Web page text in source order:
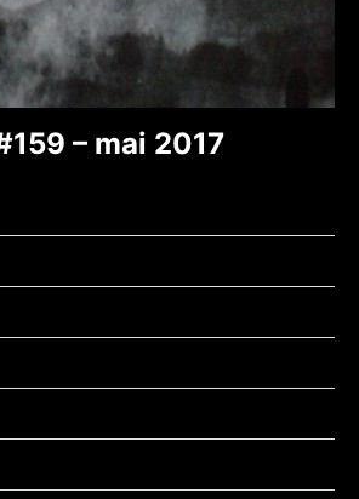
– mai 2017